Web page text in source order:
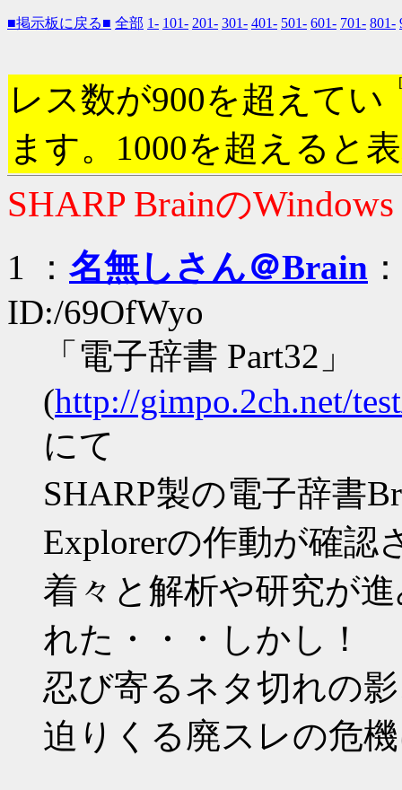
■掲示板に戻る■ 全部 1- 101- 201- 301- 401- 501- 601- 701- 801-
レス数が900を超えてい
ます。1000を超えると
SHARP Brainの
1 ： 名無しさん＠Brain
ID:/69OfWyo
「電子辞書 Part32」
(http://gimpo.2ch.net/
にて
SHARP製の電子辞書
Explorerの作動が確認
着々と解析や研究が
れた・・・しかし！
忍び寄るネタ切れの
迫りくる廃スレの危